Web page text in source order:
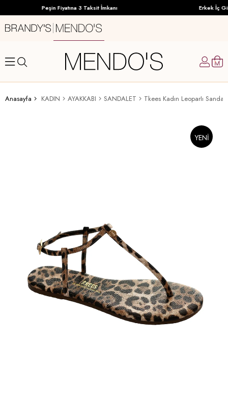
Peşin Fiyatına 3 Taksit İmkanı Erkek İç
Anasayfa KADIN AYAKKABI SANDALET Tkees Kadın LeoparIı
YENI